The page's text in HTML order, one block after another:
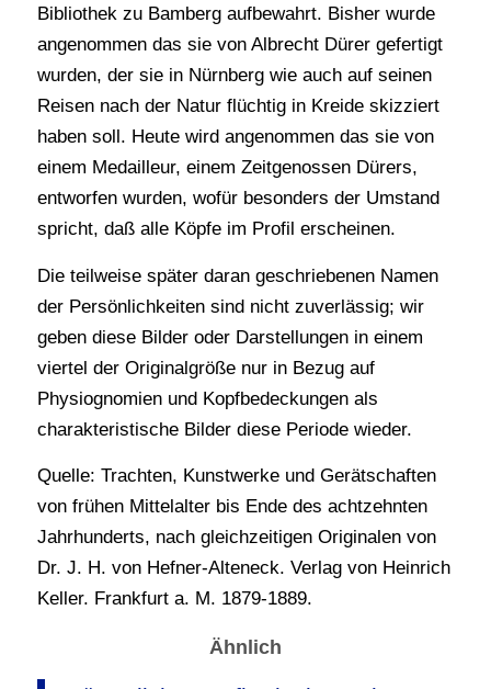
Bibliothek zu Bamberg aufbewahrt. Bisher wurde
angenommen das sie von Albrecht Dürer gefertigt
wurden, der sie in Nürnberg wie auch auf seinen
Reisen nach der Natur flüchtig in Kreide skizziert
haben soll. Heute wird angenommen das sie von
einem Medailleur, einem Zeitgenossen Dürers,
entworfen wurden, wofür besonders der Umstand
spricht, daß alle Köpfe im Profil erscheinen.
Die teilweise später daran geschriebenen Namen
der Persönlichkeiten sind nicht zuverlässig; wir
geben diese Bilder oder Darstellungen in einem
viertel der Originalgröße nur in Bezug auf
Physiognomien und Kopfbedeckungen als
charakteristische Bilder diese Periode wieder.
Quelle: Trachten, Kunstwerke und Gerätschaften
von frühen Mittelalter bis Ende des achtzehnten
Jahrhunderts, nach gleichzeitigen Originalen von
Dr. J. H. von Hefner-Alteneck. Verlag von Heinrich
Keller. Frankfurt a. M. 1879-1889.
Ähnlich